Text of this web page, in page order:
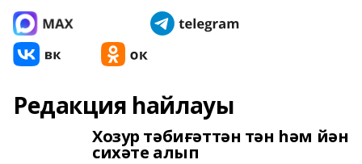
Редакция һайлауы
Хозур тәбиғәттән тән һәм йән
сихәте алып